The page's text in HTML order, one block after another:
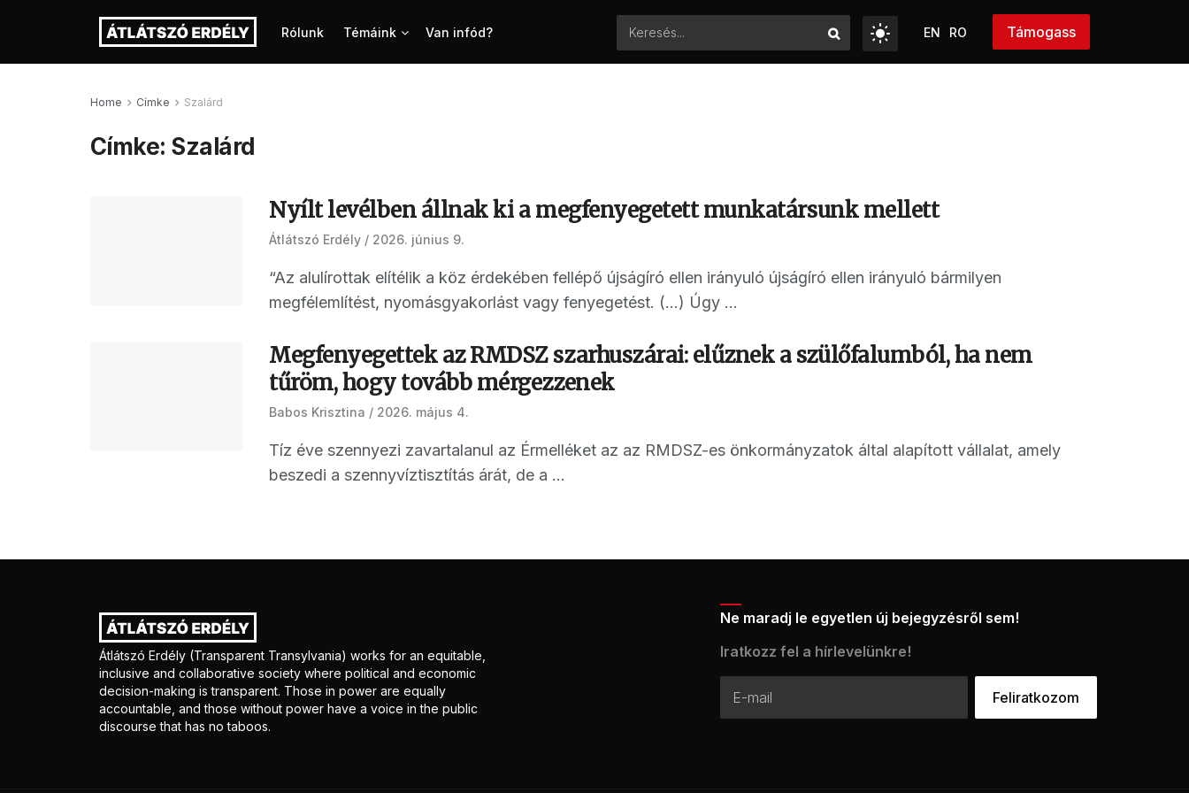
Rólunk Témáink Van infód? EN RO Támogass
Home Címke Szalárd
Címke: Szalárd
Nyílt levélben állnak ki a megfenyegetett munkatársunk mellett
Átlátszó Erdély 2026. június 9.
“Az alulírottak elítélik a köz érdekében fellépő újságíró ellen irányuló újságíró ellen irányuló bármilyen
megfélemlítést, nyomásgyakorlást vagy fenyegetést. (...) Úgy ...
Megfenyegettek az RMDSZ szarhuszárai: elűznek a szülőfalumból, ha nem
tűröm, hogy tovább mérgezzenek
Babos Krisztina 2026. május 4.
Tíz éve szennyezi zavartalanul az Érmelléket az az RMDSZ-es önkormányzatok által alapított vállalat, amely
beszedi a szennyvíztisztítás árát, de a ...
Átlátszó Erdély (Transparent Transylvania) works for an equitable,
inclusive and collaborative society where political and economic
decision-making is transparent. Those in power are equally
accountable, and those without power have a voice in the public
discourse that has no taboos.
Ne maradj le egyetlen új bejegyzésről sem!
Iratkozz fel a hírlevelünkre!